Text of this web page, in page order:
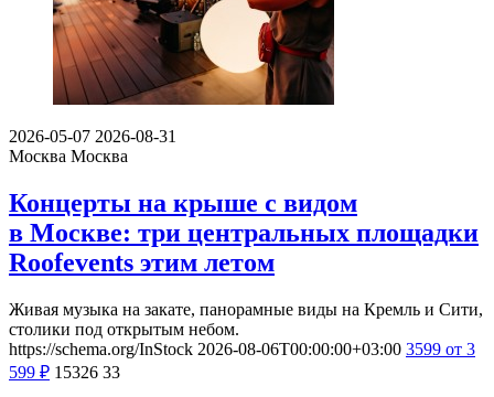
2026-05-07 2026-08-31
Москва Москва
Концерты на крыше с видом
в Москве: три центральных площадки
Roofevents этим летом
Живая музыка на закате, панорамные виды на Кремль и Сити,
столики под открытым небом.
https://schema.org/InStock 2026-08-06T00:00:00+03:00 3599 от 3
599 ₽ 15326 33